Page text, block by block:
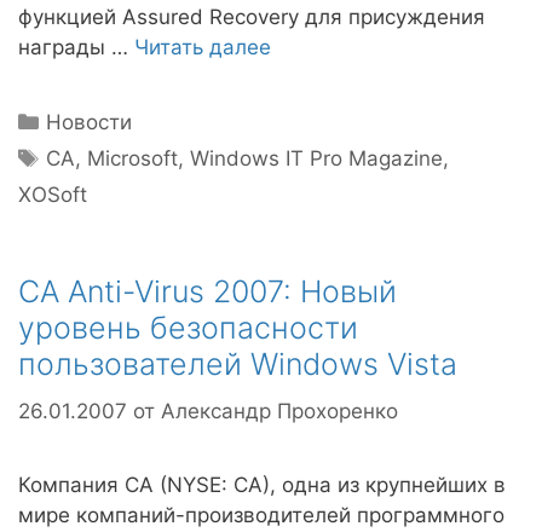
функцией Assured Recovery для присуждения
награды … Читать далее
Рубрики
Новости
Метки
CA, Microsoft,Windows IT Pro Magazine,
XOSoft
CA Anti-Virus 2007: Новый
уровень безопасности
пользователей Windows Vista
26.01.2007 от Александр Прохоренко
Компания CA (NYSE: CA), одна из крупнейших в
мире компаний-производителей программного